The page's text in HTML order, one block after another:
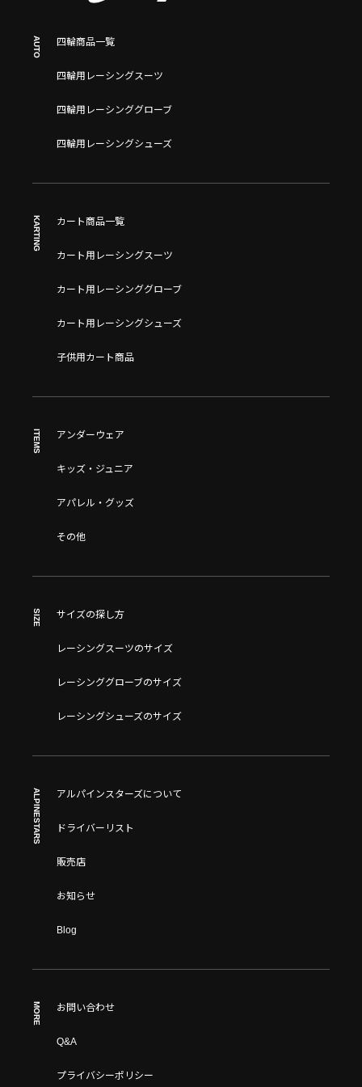
AUTO 四輪商品一覧
四輪用レーシングスーツ
四輪用レーシンググローブ
四輪用レーシングシューズ
KARTING カート商品一覧
カート用レーシングスーツ
カート用レーシンググローブ
カート用レーシングシューズ
子供用カート商品
ITEMS アンダーウェア
キッズ・ジュニア
アパレル・グッズ
その他
SIZE サイズの探し方
レーシングスーツのサイズ
レーシンググローブのサイズ
レーシングシューズのサイズ
ALPINESTARS アルパインスターズについて
ドライバーリスト
販売店
お知らせ
Blog
MORE お問い合わせ
Q&A
プライバシーポリシー